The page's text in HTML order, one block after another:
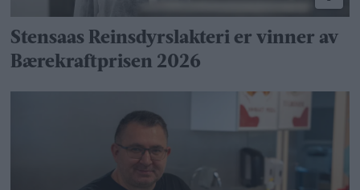
Stensaas Reinsdyrslakteri er vinner av
Bærekraftprisen 2026